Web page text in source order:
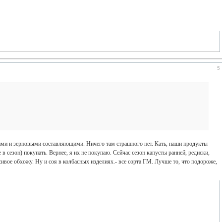
5
и зерновыми составляющими. Ничего там страшного нет. Кать, наши продукты
покупать. Вернее, я их не покупаю. Сейчас сезон капусты ранней, редиски,
обхожу. Ну и соя в колбасных изделиях.- все сорта ГМ. Лучше то, что подороже,